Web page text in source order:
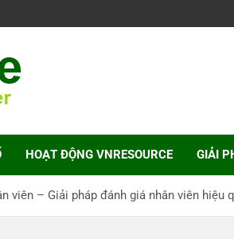
HOẠT ĐỘNG VNRESOURCE GIẢI
viên – Giải pháp đánh giá nhân viên hiệu